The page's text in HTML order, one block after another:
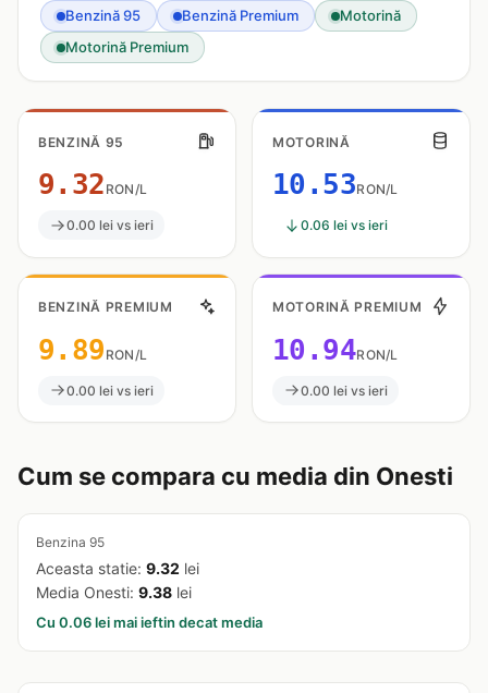
Benzină 95 Benzină Premium
Motorină
Motorină Premium
BENZINĂ 95
9.32 RON/L
0.00 lei vs ieri
MOTORINĂ
10.53RON/L
0.06 lei vs ieri
BENZINĂ PREMIUM
9.89 RON/L
0.00 lei vs ieri
MOTORINĂ PREMIUM
10.94RON/L
0.00 lei vs ieri
Cum se compara cu media din Onesti
Benzina 95
Aceasta statie: 9.32 lei
Media Onesti: 9.38 lei
Cu 0.06 lei mai ieftin decat media